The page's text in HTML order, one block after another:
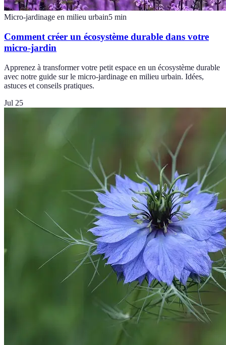
Micro-jardinage en milieu urbain5 min
Comment créer un écosystème durable dans votre
micro-jardin
Apprenez à transformer votre petit espace en un écosystème durable
avec notre guide sur le micro-jardinage en milieu urbain. Idées,
astuces et conseils pratiques.
Jul 25